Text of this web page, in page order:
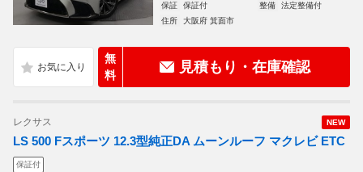
保証
保証付 整備
法定整備付
住所
大阪府 箕面市
無
料
見積もり・在庫確認
NEW
レクサス
LS 500 Fスポーツ 12.3型純正DA ムーンルーフ マクレビ ETC
保証付